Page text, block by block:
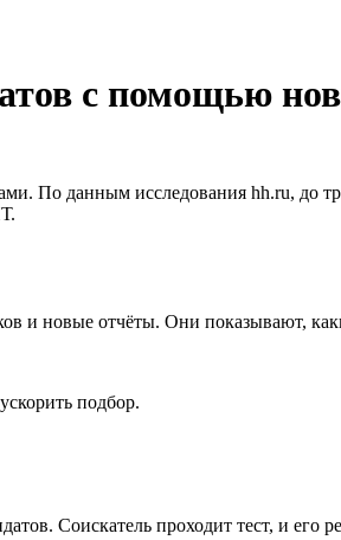
с помощью
По данным исследования hh.ru, до
и новые отчёты. Они показывают,
подбор.
Соискатель проходит тест, и его